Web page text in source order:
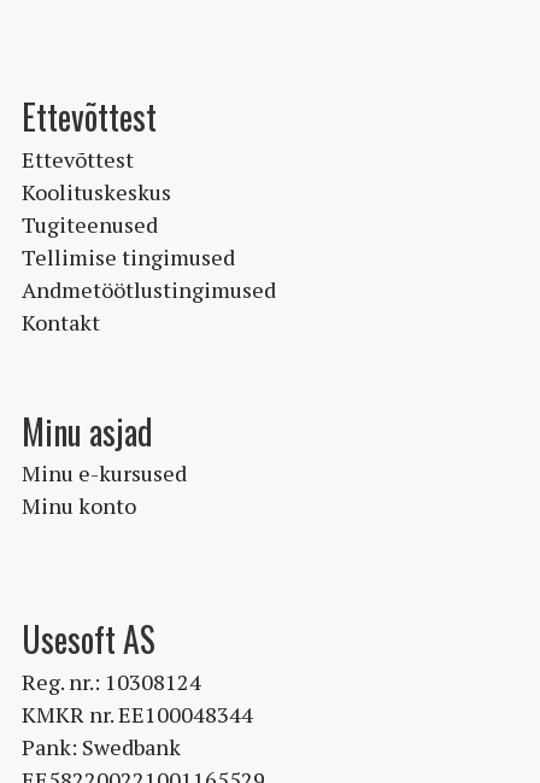
Ettevõttest
Ettevõttest
Koolituskeskus
Tugiteenused
Tellimise tingimused
Andmetöötlustingimused
Kontakt
Minu asjad
Minu e-kursused
Minu konto
Usesoft AS
Reg. nr.: 10308124
KMKR nr. EE100048344
Pank: Swedbank